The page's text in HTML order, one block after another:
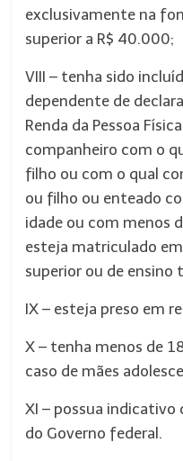
exclusivamente na
superior a R$ 40.000;
VIII – tenha sido
dependente de
Renda da Pessoa
companheiro com o
filho ou com o qual
ou filho ou enteado
idade ou com menos
esteja matriculado
superior ou de ensino
IX – esteja preso em
X – tenha menos de
caso de mães
XI – possua indicativo
do Governo federal.